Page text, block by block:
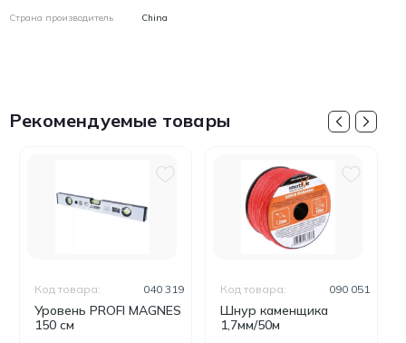
Страна производитель China
Рекомендуемые товары
Уровень PROFI MAGNES
150 см
Код товара: 040 319
Шнур каменщика
1,7мм/50м
Код товара: 090 051